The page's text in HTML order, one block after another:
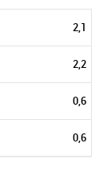
2,1
2,2
0,6
0,6